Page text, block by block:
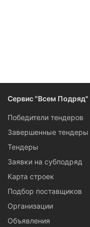
Сервис "Всем Подряд"
Победители тендеров
Завершенные тендеры
Тендеры
Заявки на субподряд
Карта строек
Подбор поставщиков
Организации
Объявления